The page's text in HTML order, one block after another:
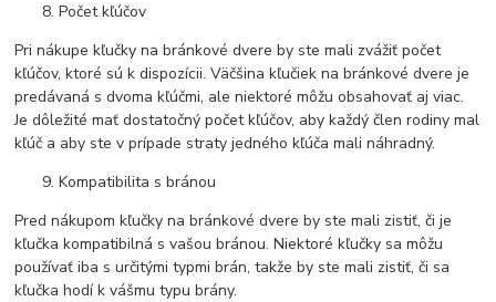
Počet kľúčov
Pri nákupe kľučky na bránkové dvere by ste mali zvážiť počet
kľúčov, ktoré sú k dispozícii. Väčšina kľučiek na bránkové dvere je
predávaná s dvoma kľúčmi, ale niektoré môžu obsahovať aj viac.
Je dôležité mať dostatočný počet kľúčov, aby každý člen rodiny mal
kľúč a aby ste v prípade straty jedného kľúča mali náhradný.
Kompatibilita s bránou
Pred nákupom kľučky na bránkové dvere by ste mali zistiť, či je
kľučka kompatibilná s vašou bránou. Niektoré kľučky sa môžu
používať iba s určitými typmi brán, takže by ste mali zistiť, či sa
kľučka hodí k vášmu typu brány.